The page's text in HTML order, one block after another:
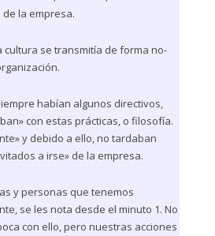
la empresa.
cultura se transmitía de forma no-
habían algunos directivos,
con estas prácticas, o filosofía.
y debido a ello, no tardaban
a irse» de la empresa.
y personas que tenemos
se les nota desde el minuto 1. No
con ello, pero nuestras acciones